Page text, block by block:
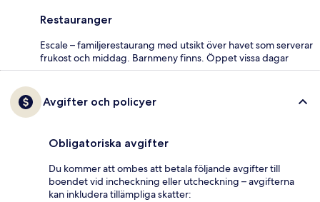
Restauranger
Escale – familjerestaurang med utsikt över havet som serverar
frukost och middag. Barnmeny finns. Öppet vissa dagar
Avgifter och policyer
Obligatoriska avgifter
Du kommer att ombes att betala följande avgifter till
boendet vid incheckning eller utcheckning – avgifterna
kan inkludera tillämpliga skatter: